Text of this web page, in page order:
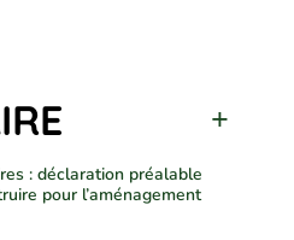
: déclaration préalable
pour l’aménagement